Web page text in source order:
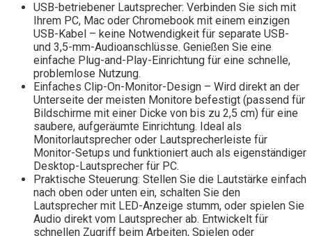
USB-betriebener Lautsprecher: Verbinden Sie sich mit
Ihrem PC, Mac oder Chromebook mit einem einzigen
USB-Kabel – keine Notwendigkeit für separate USB-
und 3,5-mm-Audioanschlüsse. Genießen Sie eine
einfache Plug-and-Play-Einrichtung für eine schnelle,
problemlose Nutzung.
Einfaches Clip-On-Monitor-Design – Wird direkt an der
Unterseite der meisten Monitore befestigt (passend für
Bildschirme mit einer Dicke von bis zu 2,5 cm) für eine
saubere, aufgeräumte Einrichtung. Ideal als
Monitorlautsprecher oder Lautsprecherleiste für
Monitor-Setups und funktioniert auch als eigenständiger
Desktop-Lautsprecher für PC.
Praktische Steuerung: Stellen Sie die Lautstärke einfach
nach oben oder unten ein, schalten Sie den
Lautsprecher mit LED-Anzeige stumm, oder spielen Sie
Audio direkt vom Lautsprecher ab. Entwickelt für
schnellen Zugriff beim Arbeiten, Spielen oder